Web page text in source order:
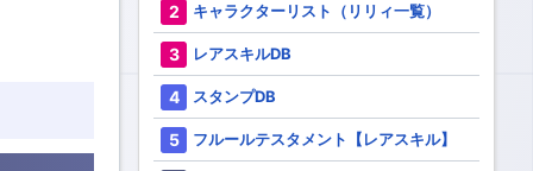
キャラクターリスト（リリィ一覧）
レアスキルDB
スタンプDB
フルールテスタメント【レアスキル】